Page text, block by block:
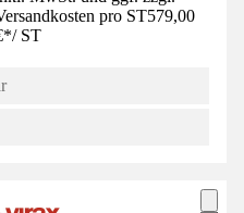
pro ST579,00
*/ ST